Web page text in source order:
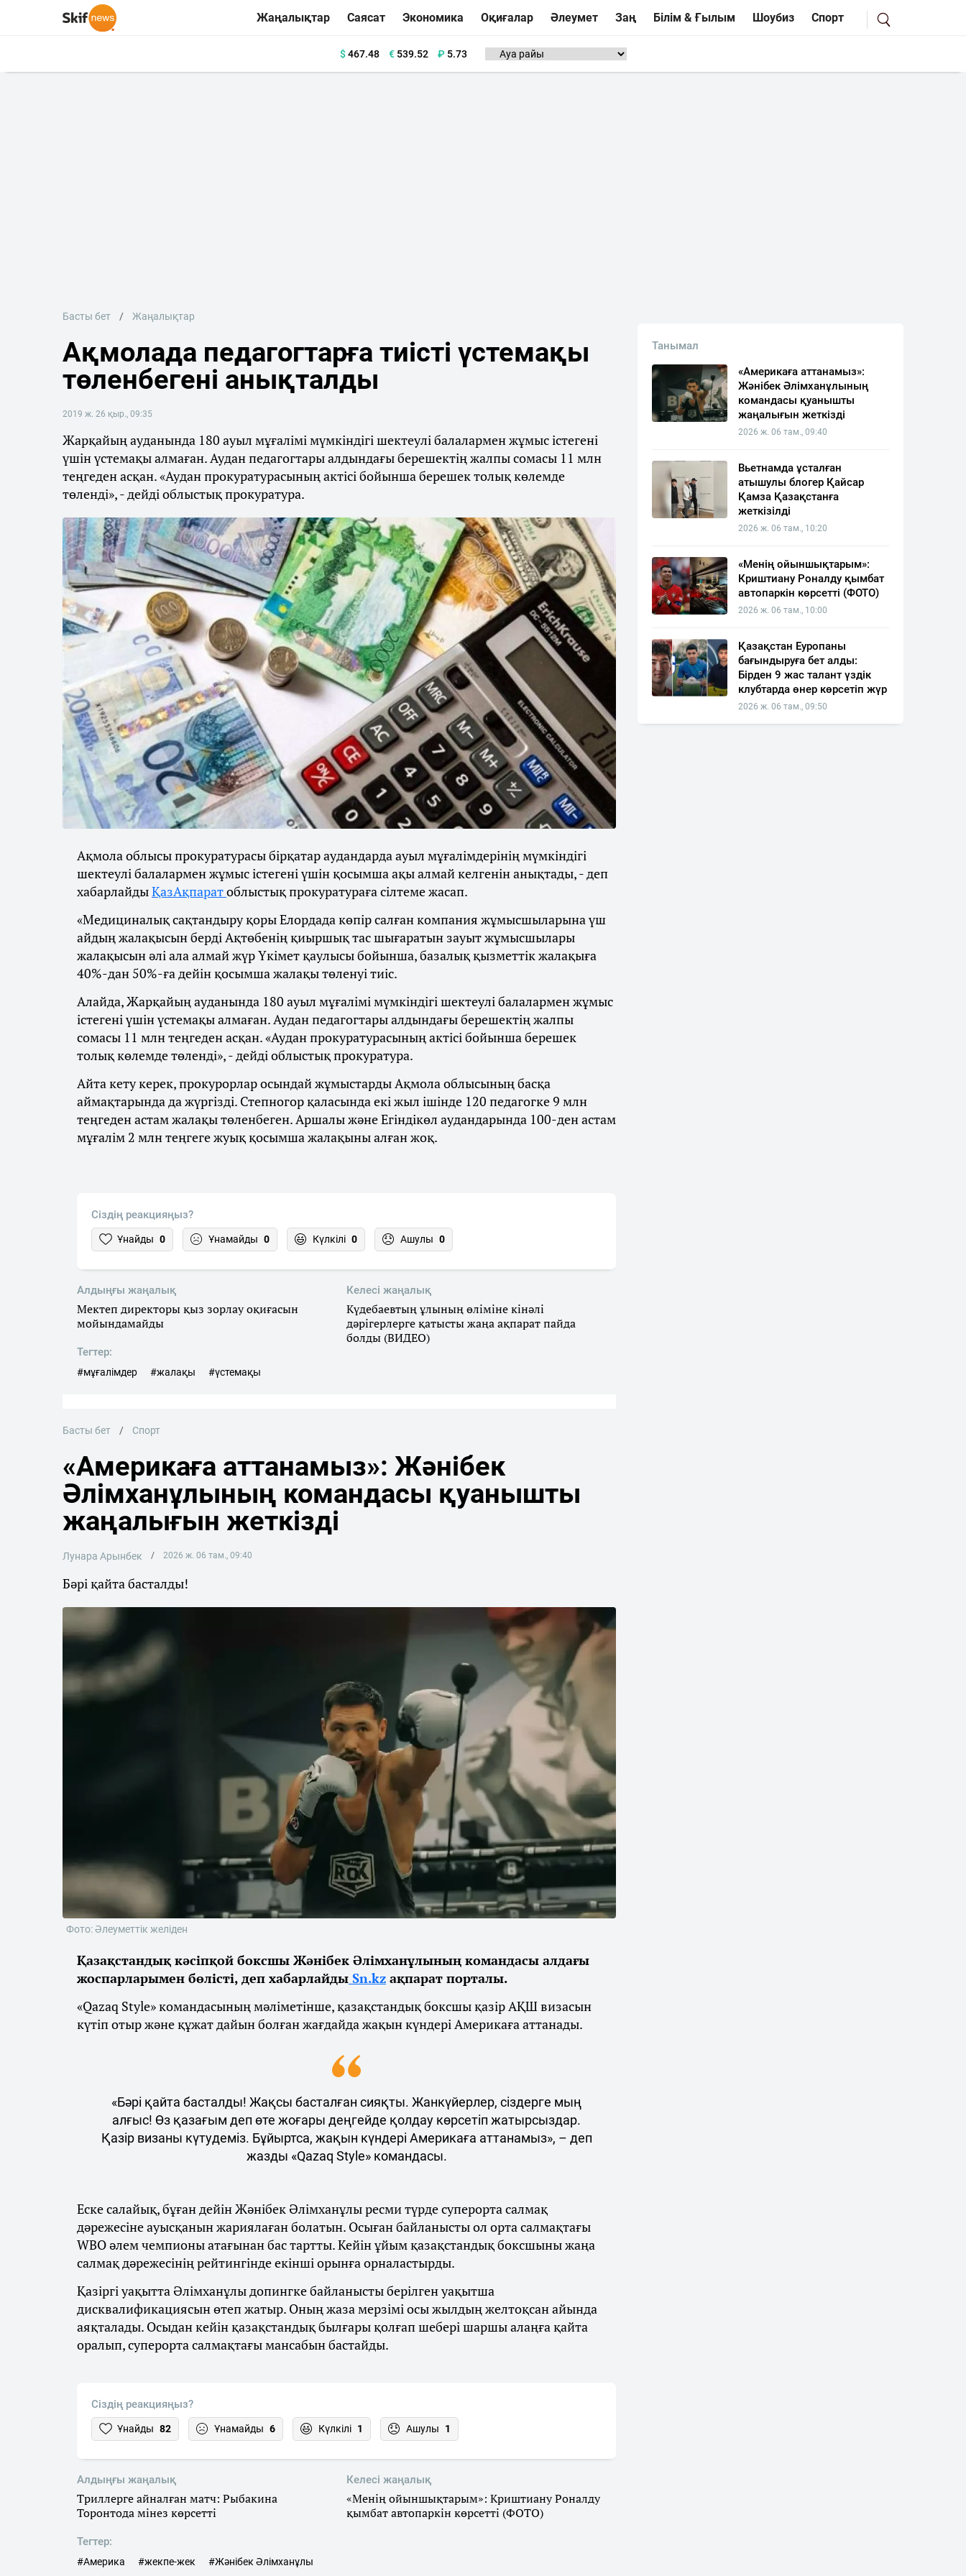
Жаңалықтар Саясат Экономика Оқиғалар Әлеумет Заң Білім & Ғылым Шоубиз Спорт
$467.48 €539.52 ₽ 5.73
Басты бет Жаңалықтар
Ақмолада педагогтарға тиісті үстемақы
төленбегені анықталды
2019 ж. 26 қыр., 09:35
Жарқайың ауданында 180 ауыл мұғалімі мүмкіндігі шектеулі балалармен жұмыс істегені
үшін үстемақы алмаған. Аудан педагогтары алдындағы берешектің жалпы сомасы 11 млн
теңгеден асқан. «Аудан прокуратурасының актісі бойынша берешек толық көлемде
төленді», - дейді облыстық прокуратура.
Ақмола облысы прокуратурасы бірқатар аудандарда ауыл мұғалімдерінің мүмкіндігі
шектеулі балалармен жұмыс істегені үшін қосымша ақы алмай келгенін анықтады, - деп
хабарлайдыҚазАқпаратоблыстық прокуратураға сілтеме жасап.
«Медициналық сақтандыру қоры Елордада көпір салған компания жұмысшыларына үш
айдың жалақысын берді Ақтөбенің қиыршық тас шығаратын зауыт жұмысшылары
жалақысын әлі ала алмай жүр Үкімет қаулысы бойынша, базалық қызметтік жалақыға
40%-дан 50%-ға дейін қосымша жалақы төленуі тиіс.
Алайда, Жарқайың ауданында 180 ауыл мұғалімі мүмкіндігі шектеулі балалармен жұмыс
істегені үшін үстемақы алмаған. Аудан педагогтары алдындағы берешектің жалпы
сомасы 11 млн теңгеден асқан. «Аудан прокуратурасының актісі бойынша берешек
толық көлемде төленді», - дейді облыстық прокуратура.
Айта кету керек, прокурорлар осындай жұмыстарды Ақмола облысының басқа
аймақтарында да жүргізді. Степногор қаласында екі жыл ішінде 120 педагогке 9 млн
теңгеден астам жалақы төленбеген. Аршалы және Егіндікөл аудандарында 100-ден астам
мұғалім 2 млн теңгеге жуық қосымша жалақыны алған жоқ.
Сіздің реакцияңыз?
Ұнайды 0 Ұнамайды 0 Күлкілі 0 Ашулы 0
Алдыңғы жаңалық
Мектеп директоры қыз зорлау оқиғасын
мойындамайды
Келесі жаңалық
Күдебаевтың ұлының өліміне кінәлі
дәрігерлерге қатысты жаңа ақпарат пайда
болды (ВИДЕО)
Тегтер:
#мұғалімдер #жалақы #үстемақы
Басты бет Спорт
«Америкаға аттанамыз»: Жәнібек
Әлімханұлының командасы қуанышты
жаңалығын жеткізді
Лунара Арынбек 2026 ж. 06 там., 09:40
Бәрі қайта басталды!
Фото: Әлеуметтік желіден
Қазақстандық кәсіпқой боксшы Жәнібек Әлімханұлының командасы алдағы
жоспарларымен бөлісті, деп хабарлайды Sn.kz ақпарат порталы.
«Qazaq Style» командасының мәліметінше, қазақстандық боксшы қазір АҚШ визасын
күтіп отыр және құжат дайын болған жағдайда жақын күндері Америкаға аттанады.
«Бәрі қайта басталды! Жақсы басталған сияқты. Жанкүйерлер, сіздерге мың
алғыс! Өз қазағым деп өте жоғары деңгейде қолдау көрсетіп жатырсыздар.
Қазір визаны күтудеміз. Бұйыртса, жақын күндері Америкаға аттанамыз», – деп
жазды «Qazaq Style» командасы.
Еске салайық, бұған дейін Жәнібек Әлімханұлы ресми түрде суперорта салмақ
дәрежесіне ауысқанын жариялаған болатын. Осыған байланысты ол орта салмақтағы
WBO әлем чемпионы атағынан бас тартты. Кейін ұйым қазақстандық боксшыны жаңа
салмақ дәрежесінің рейтингінде екінші орынға орналастырды.
Қазіргі уақытта Әлімханұлы допингке байланысты берілген уақытша
дисквалификациясын өтеп жатыр. Оның жаза мерзімі осы жылдың желтоқсан айында
аяқталады. Осыдан кейін қазақстандық былғары қолғап шебері шаршы алаңға қайта
оралып, суперорта салмақтағы мансабын бастайды.
Сіздің реакцияңыз?
Ұнайды 82 Ұнамайды 6 Күлкілі 1 Ашулы 1
Алдыңғы жаңалық
Триллерге айналған матч: Рыбакина
Торонтода мінез көрсетті
Келесі жаңалық
«Менің ойыншықтарым»: Криштиану Роналду
қымбат автопаркін көрсетті (ФОТО)
Тегтер:
#Америка #жекпе-жек #Жәнібек Әлімханұлы
Танымал
«Америкаға аттанамыз»:
Жәнібек Әлімханұлының
командасы қуанышты
жаңалығын жеткізді
2026 ж. 06 там., 09:40
Вьетнамда ұсталған
атышулы блогер Қайсар
Қамза Қазақстанға
жеткізілді
2026 ж. 06 там., 10:20
«Менің ойыншықтарым»:
Криштиану Роналду қымбат
автопаркін көрсетті (ФОТО)
2026 ж. 06 там., 10:00
Қазақстан Еуропаны
бағындыруға бет алды:
Бірден 9 жас талант үздік
клубтарда өнер көрсетіп жүр
2026 ж. 06 там., 09:50